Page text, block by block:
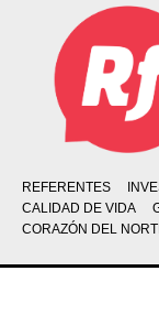
REFERENTES
CALIDAD DE VIDA
CORAZÓN DEL